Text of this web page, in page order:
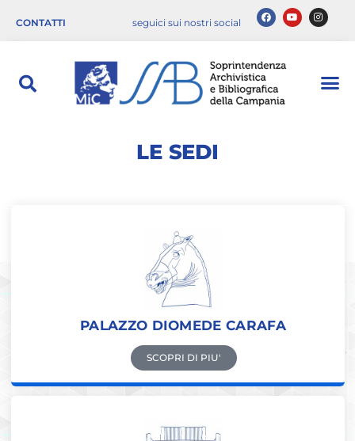
CONTATTI seguici sui nostri social
LE SEDI
PALAZZO DIOMEDE CARAFA
SCOPRI DI PIU'